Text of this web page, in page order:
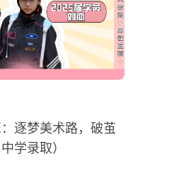
逐梦美术路，破茧
学录取）